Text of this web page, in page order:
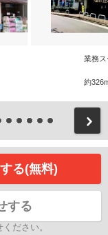
業務ス
約
る(無料)
する
ださい。